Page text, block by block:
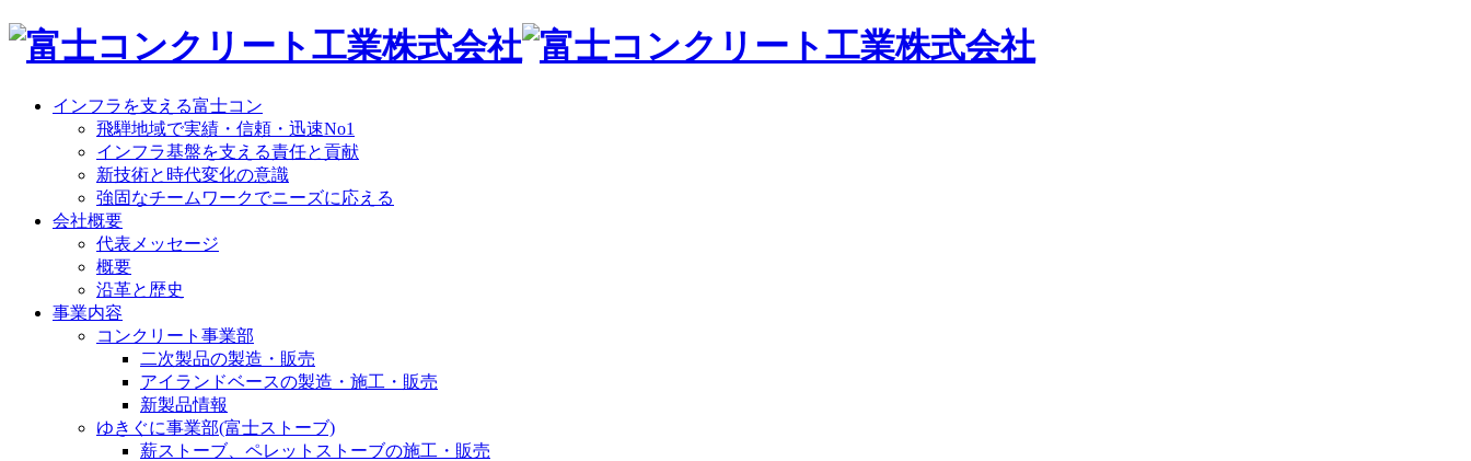
インフラを支える富士コン
飛騨地域で実績・信頼・迅速No1
インフラ基盤を支える責任と貢献
新技術と時代変化の意識
強固なチームワークでニーズに応える
会社概要
代表メッセージ
概要
沿革と歴史
事業内容
コンクリート事業部
二次製品の製造・販売
アイランドベースの製造・施工・販売
新製品情報
ゆきぐに事業部(富士ストーブ)
薪ストーブ、ペレットストーブの施工・販売